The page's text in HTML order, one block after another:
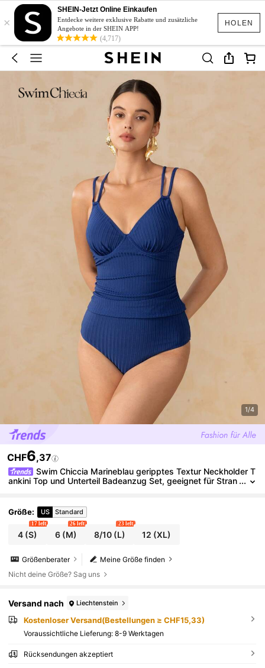
HOLEN
×
SHEIN-Jetzt Online Einkaufen
Entdecke weitere exklusive Rabatte und zusätzliche
Angebote in der SHEIN APP!
(4,717)
1/4
CHF6,37
Swim Chiccia Marineblau geripptes Textur Neckholder T
ankini Top und Unterteil Badeanzug Set, geeignet für Stran
Größe: US Standard
4 (S)
17 left
6 (M)
26 left
8/10(L)
23 left
12 (XL)
Meine Größe finden
Größenberater
Nicht deine Größe? Sag uns
Versand nach Liechtenstein
Kostenloser Versand(Bestellungen ≥ CHF15,33)
Voraussichtliche Lieferung: 8-9 Werktagen
Rücksendungen akzeptiert